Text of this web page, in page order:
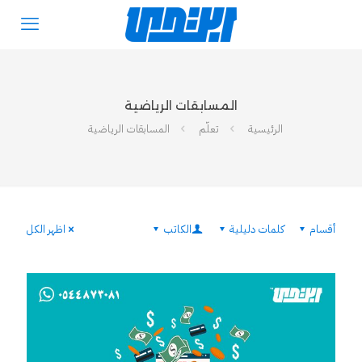
المسابقات الرياضية
الرئيسية
تعلّم المسابقات الرياضية
أقسام كلمات دليلية الكاتب اظهر الكل